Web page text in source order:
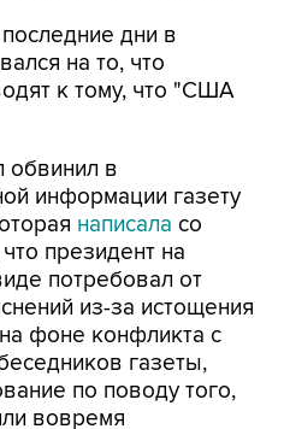
дни в
на то, что
к тому, что "США
обвинил в
информации газету
написала со
президент на
потребовал от
из-за истощения
фоне конфликта с
газеты,
по поводу того,
вовремя